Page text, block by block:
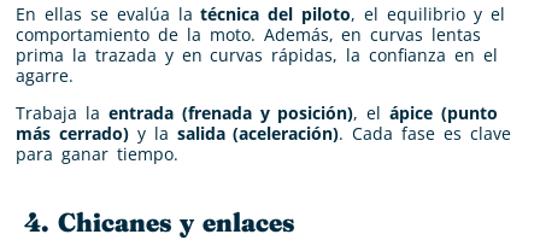
En ellas se evalúa latécnica del piloto, el equilibrio y el
comportamiento de la moto. Además, en curvas lentas
prima la trazada y en curvas rápidas, la confianza en el
agarre.
Trabaja la entrada (frenada y posición), elápice (punto
más cerrado)y la salida (aceleración). Cada fase es clave
para ganar tiempo.
4. Chicanes y enlaces